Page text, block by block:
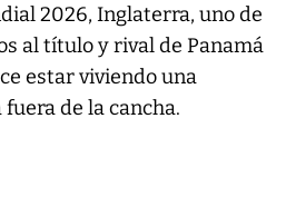
2026, Inglaterra, uno de
al título y rival de Panamá
estar viviendo una
de la cancha.